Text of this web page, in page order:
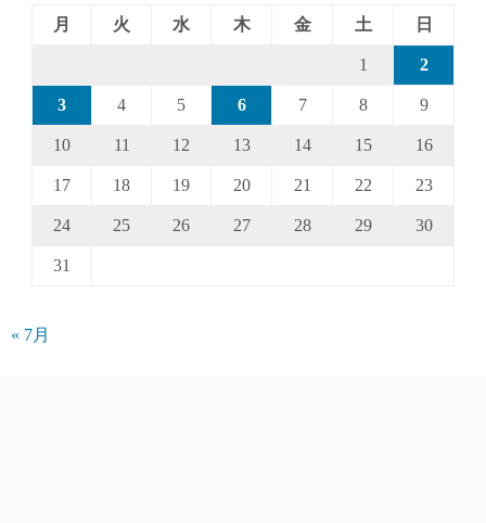
月
火 水 木 金 土 日
1 2
3 4 5 6 7 8 9
10 11 12 13 14 15 16
17 18 19 20 21 22 23
24 25 26 27 28 29 30
31
« 7月